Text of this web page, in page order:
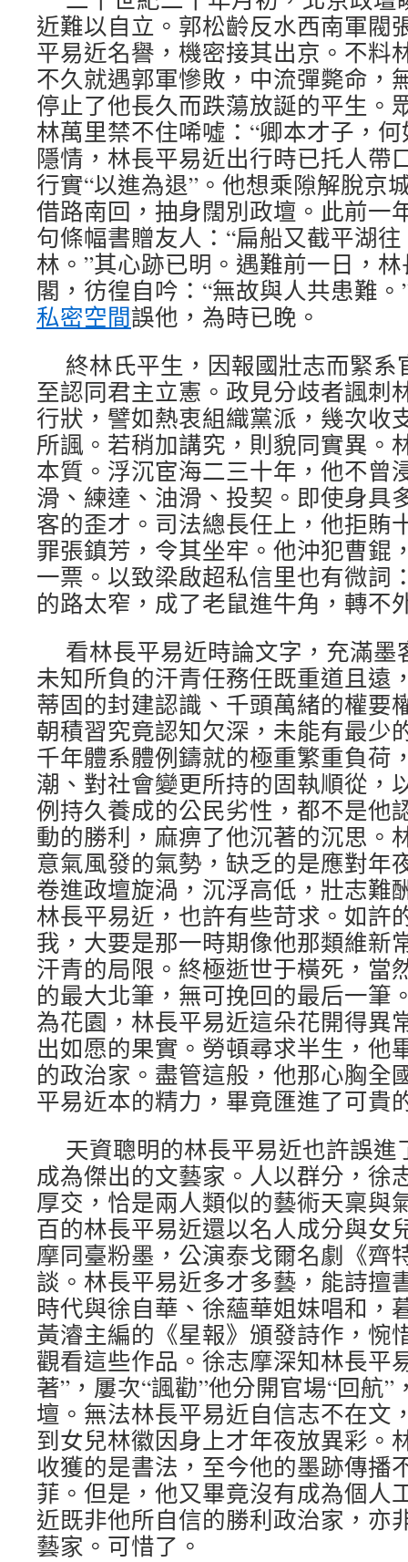
近難以自立。郭松齡反水西南軍閥
平易近名譽，機密接其出京。不料
不久就遇郭軍慘敗，中流彈斃命，
停止了他長久而跌蕩放誕的平生。
林萬里禁不住唏噓：“卿本才子，
隱情，林長平易近出行時已托人帶
行實“以進為退”。他想乘隙解脫京
借路南回，抽身闊別政壇。此前一
句條幅書贈友人：“扁船又截平湖
林。”其心跡已明。遇難前一日，
閣，彷徨自吟：“無故與人共患難
私密空間誤他，為時已晚。
終林氏平生，因報國壯志而緊
至認同君主立憲。政見分歧者諷刺
行狀，譬如熱衷組織黨派，幾次收
所諷。若稍加講究，則貌同實異。
本質。浮沉宦海二三十年，他不曾
滑、練達、油滑、投契。即使身具
客的歪才。司法總長任上，他拒賄
罪張鎮芳，令其坐牢。他沖犯曹錕
一票。以致梁啟超私信里也有微詞
的路太窄，成了老鼠進牛角，轉不
看林長平易近時論文字，充滿
未知所負的汗青任務任既重道且遠
蒂固的封建認識、千頭萬緒的權要
朝積習究竟認知欠深，未能有最少
千年體系體例鑄就的極重繁重負荷
潮、對社會變更所持的固執順從，
例持久養成的公民劣性，都不是他
動的勝利，麻痹了他沉著的沉思。
意氣風發的氣勢，缺乏的是應對年
卷進政壇旋渦，沉浮高低，壯志難
林長平易近，也許有些苛求。如許
我，大要是那一時期像他那類維新
汗青的局限。終極逝世于橫死，當
的最大北筆，無可挽回的最后一筆
為花園，林長平易近這朵花開得異
出如愿的果實。勞頓尋求半生，他
的政治家。盡管這般，他那心胸全
平易近本的精力，畢竟匯進了可貴
天資聰明的林長平易近也許誤
成為傑出的文藝家。人以群分，徐
厚交，恰是兩人類似的藝術天稟與
百的林長平易近還以名人成分與女
摩同臺粉墨，公演泰戈爾名劇《齊
談。林長平易近多才多藝，能詩擅
時代與徐自華、徐蘊華姐妹唱和，
黃濬主編的《星報》頒發詩作，惋
觀看這些作品。徐志摩深知林長平
著”，屢次“諷勸”他分開官場“回航
壇。無法林長平易近自信志不在文
到女兒林徽因身上才年夜放異彩。
收獲的是書法，至今他的墨跡傳播
菲。但是，他又畢竟沒有成為個人
近既非他所自信的勝利政治家，亦
藝家。可惜了。